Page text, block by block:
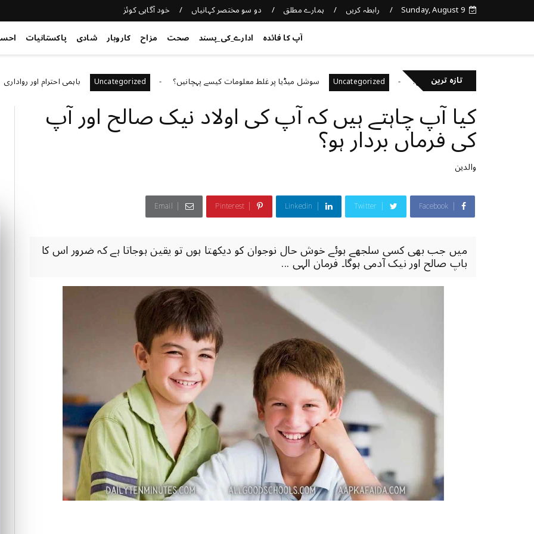
Sunday, August 9 رابطہ کریں ہمارے مطلق دو سو مختصر کہانیاں خود آگاہی کوئز
آپ کا فائدہ ادارے_کی_پسند صحت مزاح کاروبار شادی پاکستانیات
تازہ ترین
صحت کا خیال رکھتے ہیں؟ Uncategorized سوشل میڈیا پر غلط معلومات کیسے پہچانیں؟ Uncategorized باہمی احترام اور رواداری
کیا آپ چاہتے ہیں کہ آپ کی اولاد نیک صالح اور آپ
کی فرماں بردار ہو؟
والدین
Facebook
Twitter
Linkedin
Pinterest
Email
میں جب بھی کسی سلجھے ہوئے خوش حال نوجوان کو دیکھتا ہوں تو یقین ہوجاتا ہے کہ ضرور اس کا
باپ صالح اور نیک آدمی ہوگا۔ فرمان الہی ...